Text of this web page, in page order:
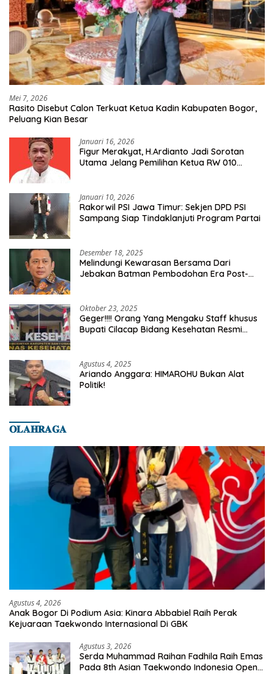
Mei 7, 2026
Rasito Disebut Calon Terkuat Ketua Kadin Kabupaten Bogor,
Peluang Kian Besar
Januari 16, 2026
Figur Merakyat, H.Ardianto Jadi Sorotan
Utama Jelang Pemilihan Ketua RW 010
Januari 10, 2026
Rakorwil PSI Jawa Timur: Sekjen DPD PSI
Sampang Siap Tindaklanjuti Program Partai
Desember 18, 2025
Melindungi Kewarasan Bersama Dari
Jebakan Batman Pembodohan Era Post-
Oktober 23, 2025
Geger!!!! Orang Yang Mengaku Staff khusus
Bupati Cilacap Bidang Kesehatan Resmi
Agustus 4, 2025
Ariando Anggara: HIMAROHU Bukan Alat
Politik!
𝐎𝐋𝐀𝐇𝐑𝐀𝐆𝐀
Agustus 4, 2026
Anak Bogor Di Podium Asia: Kinara Abbabiel Raih Perak
Kejuaraan Taekwondo Internasional Di GBK
Agustus 3, 2026
Serda Muhammad Raihan Fadhila Raih Emas
Pada 8th Asian Taekwondo Indonesia Open